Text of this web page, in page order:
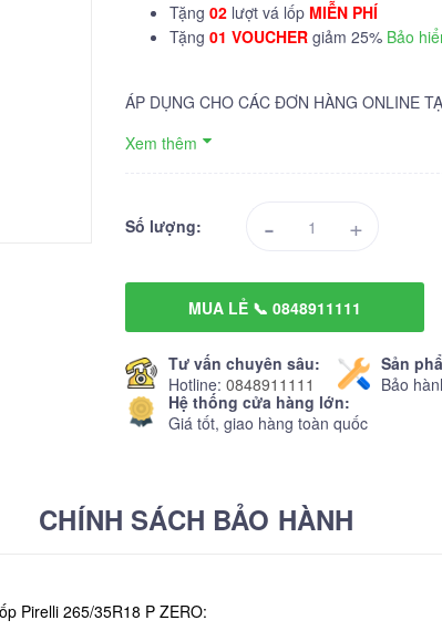
Tặng 02 lượt vá lốp MIỄN PHÍ
Tặng 01 VOUCHER giảm 25% Bảo
ÁP DỤNG CHO CÁC ĐƠN HÀNG ONLINE
Xem thêm
Số lượng: - +
MUA LẺ 📞 0848911111
Tư vấn chuyên sâu:
Hotline: 0848911111
Sản
Bảo
Hệ thống cửa hàng lớn:
Giá tốt, giao hàng toàn quốc
CHÍNH SÁCH BẢO HÀNH
Pirelli 265/35R18 P ZERO: